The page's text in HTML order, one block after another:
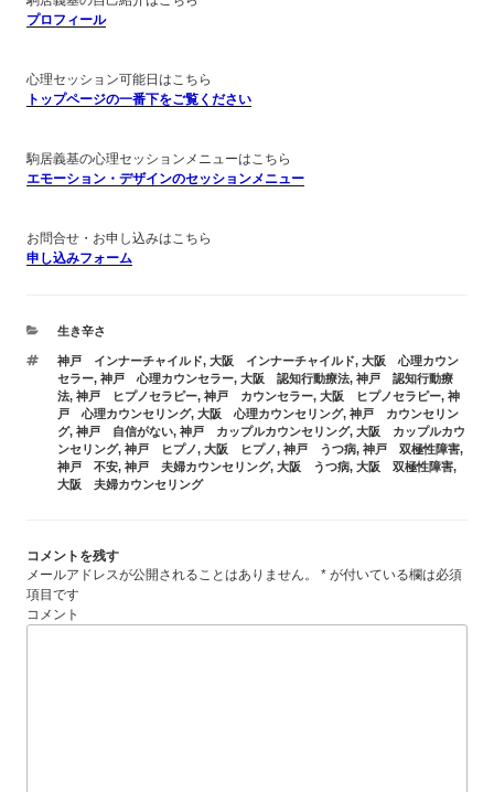
プロフィール
心理セッション可能日はこちら
トップページの一番下をご覧ください
駒居義基の心理セッションメニューはこちら
エモーション・デザインのセッションメニュー
お問合せ・お申し込みはこちら
申し込みフォーム
カ
ゴ
リ
ー
生き辛さ
タ
グ
神戸 インナーチャイルド, 大阪 インナーチャイルド, 大阪 心理カウン
セラー, 神戸 心理カウンセラー, 大阪 認知行動療法, 神戸 認知行動療
法, 神戸 ヒプノセラピー, 神戸 カウンセラー, 大阪 ヒプノセラピー, 神
戸 心理カウンセリング, 大阪 心理カウンセリング, 神戸 カウンセリン
グ, 神戸 自信がない, 神戸 カップルカウンセリング, 大阪 カップルカウ
ンセリング, 神戸 ヒプノ, 大阪 ヒプノ, 神戸 うつ病, 神戸 双極性障害,
神戸 不安, 神戸 夫婦カウンセリング, 大阪 うつ病, 大阪 双極性障害,
大阪 夫婦カウンセリング
コメントを残す
メールアドレスが公開されることはありません。
* が付いている欄は必須
項目です
コメント